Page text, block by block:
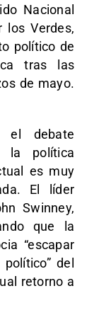
Nacional
los Verdes,
político de
tras las
de mayo.
el debate
la política
es muy
El líder
Swinney,
que la
“escapar
del
retorno a